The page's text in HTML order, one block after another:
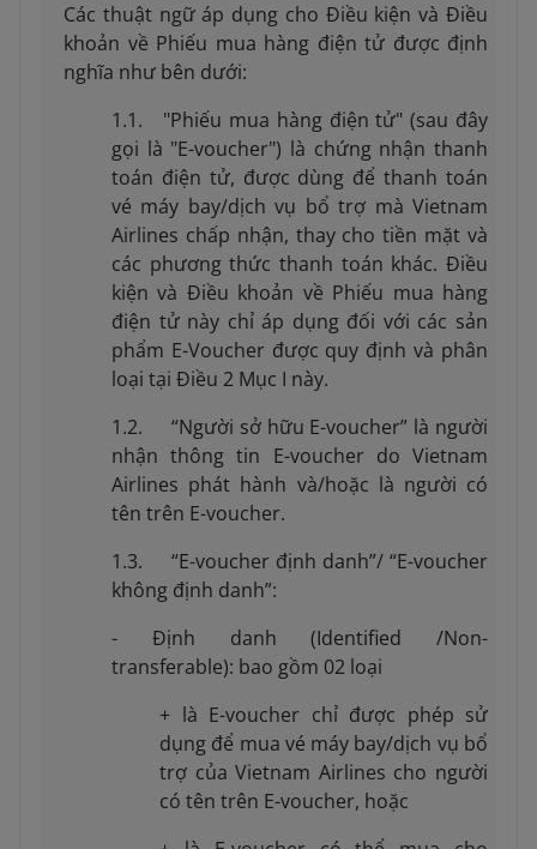
Các thuật ngữ áp dụng cho Điều kiện và Điều
khoản về Phiếu mua hàng điện tử được định
nghĩa như bên dưới:
1.1. "Phiếu mua hàng điện tử" (sau đây
gọi là "E-voucher") là chứng nhận thanh
toán điện tử, được dùng để thanh toán
vé máy bay/dịch vụ bổ trợ mà Vietnam
Airlines chấp nhận, thay cho tiền mặt và
các phương thức thanh toán khác. Điều
kiện và Điều khoản về Phiếu mua hàng
điện tử này chỉ áp dụng đối với các sản
phẩm E-Voucher được quy định và phân
loại tại Điều 2 Mục I này.
1.2. “Người sở hữu E-voucher” là người
nhận thông tin E-voucher do Vietnam
Airlines phát hành và/hoặc là người có
tên trên E-voucher.
1.3. “E-voucher định danh”/ “E-voucher
không định danh”:
- Định danh (Identified /Non-
transferable): bao gồm 02 loại
+ là E-voucher chỉ được phép sử
dụng để mua vé máy bay/dịch vụ bổ
trợ của Vietnam Airlines cho người
có tên trên E-voucher, hoặc